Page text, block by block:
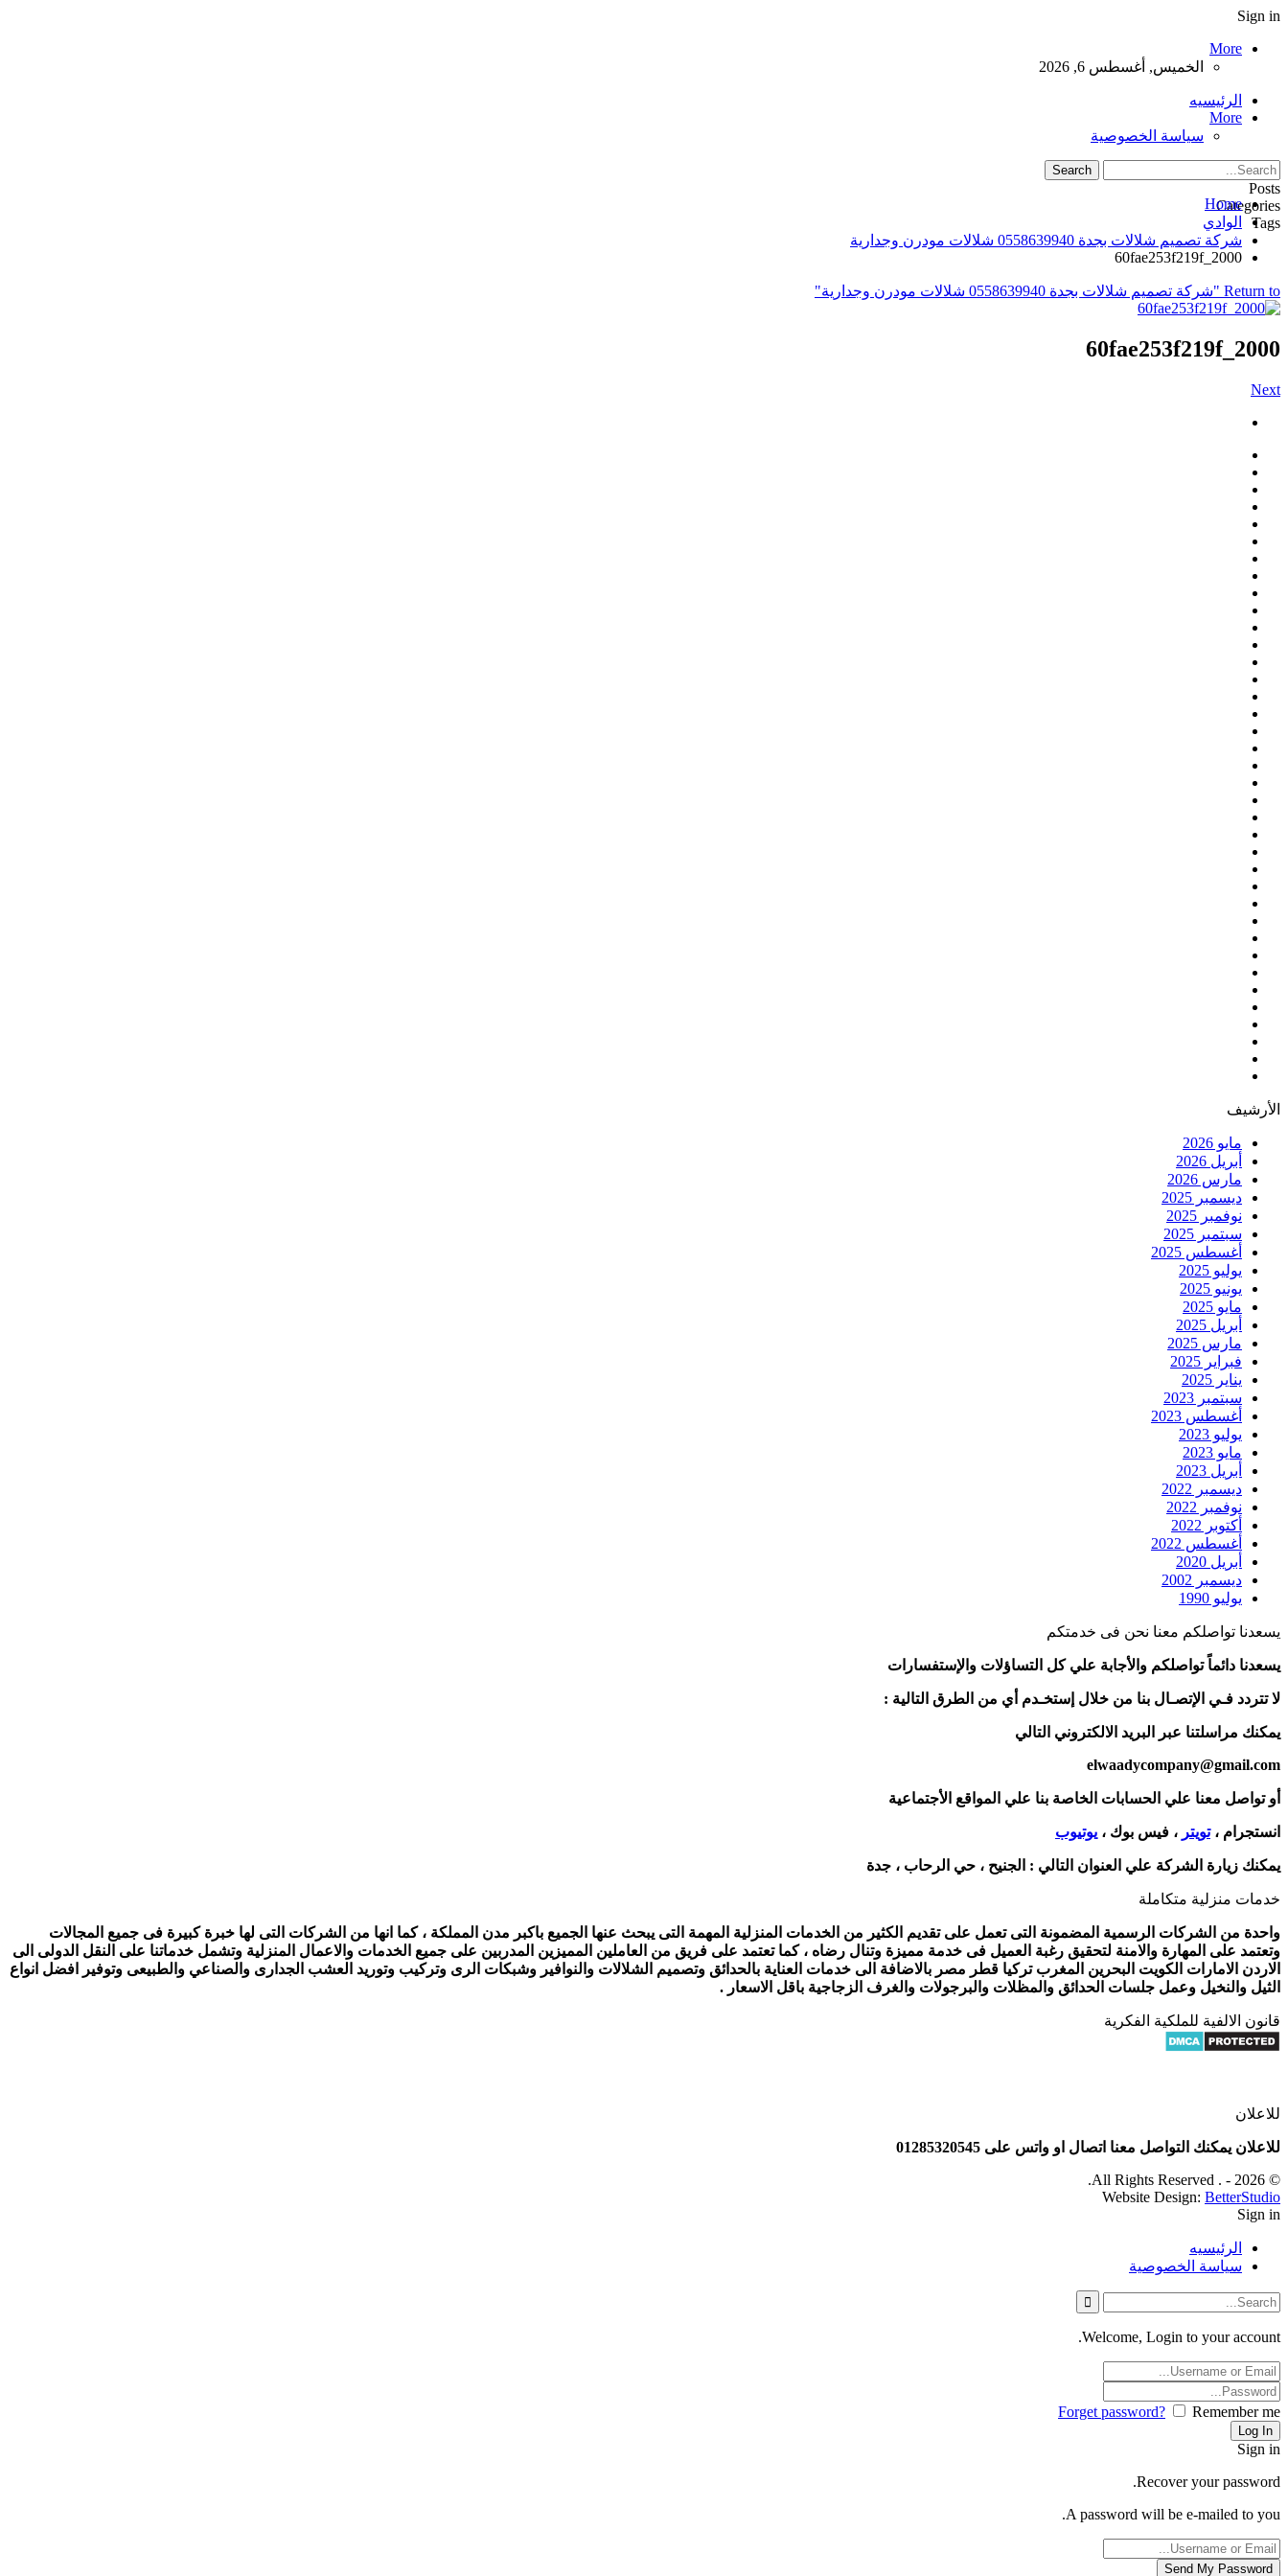
Sign in
More
الخميس, أغسطس 6, 2026
الرئيسيه
More
سياسة الخصوصية
Posts
Categories
Tags
Home
الوادي
شركة تصميم شلالات بجدة 0558639940 شلالات مودرن وجدارية
2000_60fae253f219f
Return to "شركة تصميم شلالات بجدة 0558639940 شلالات مودرن وجدارية"
2000_60fae253f219f
Next
الأرشيف
مايو 2026
أبريل 2026
مارس 2026
ديسمبر 2025
نوفمبر 2025
سبتمبر 2025
أغسطس 2025
يوليو 2025
يونيو 2025
مايو 2025
أبريل 2025
مارس 2025
فبراير 2025
يناير 2025
سبتمبر 2023
أغسطس 2023
يوليو 2023
مايو 2023
أبريل 2023
ديسمبر 2022
نوفمبر 2022
أكتوبر 2022
أغسطس 2022
أبريل 2020
ديسمبر 2002
يوليو 1990
يسعدنا تواصلكم معنا نحن فى خدمتكم
يسعدنا دائماً تواصلكم والأجابة علي كل التساؤلات والإستفسارات
لا تتردد فـي الإتصـال بنا من خلال إستخـدم أي من الطرق التالية :
يمكنك مراسلتنا عبر البريد الالكتروني التالي
elwaadycompany@gmail.com
أو تواصل معنا علي الحسابات الخاصة بنا علي المواقع الأجتماعية
انستجرام ،تويتر ، فيس بوك ، يوتيوب
يمكنك زيارة الشركة علي العنوان التالي : الجنيح ، حي الرحاب ، جدة
خدمات منزلية متكاملة
واحدة من الشركات الرسمية المضمونة التى تعمل على تقديم الكثير من الخدمات المنزلية المهمة التى يبحث عنها الجميع باكبر مدن المملكة ، كما انها من الشركات التى لها خبرة كبيرة فى جميع المجالات
وتعتمد على المهارة والامنة لتحقيق رغبة العميل فى خدمة مميزة وتنال رضاه ، كما تعتمد على فريق من العاملين المميزين المدربين على جميع الخدمات والاعمال المنزلية وتشمل خدماتنا على النقل الدولى الى
الاردن الامارات الكويت البحرين المغرب تركيا قطر مصر بالاضافة الى خدمات العناية بالحدائق وتصميم الشلالات والنوافير وشبكات الرى وتركيب وتوريد العشب الجدارى والصناعي والطبيعى وتوفير افضل انواع
الثيل والنخيل وعمل جلسات الحدائق والمظلات والبرجولات والغرف الزجاجية باقل الاسعار .
قانون الالفية للملكية الفكرية
للاعلان
للاعلان يمكنك التواصل معنا اتصال او واتس على 01285320545
© 2026 - . All Rights Reserved.
Website Design: BetterStudio
Sign in
الرئيسيه
سياسة الخصوصية
Welcome, Login to your account.
Forget password? Remember me
Sign in
Recover your password.
A password will be e-mailed to you.